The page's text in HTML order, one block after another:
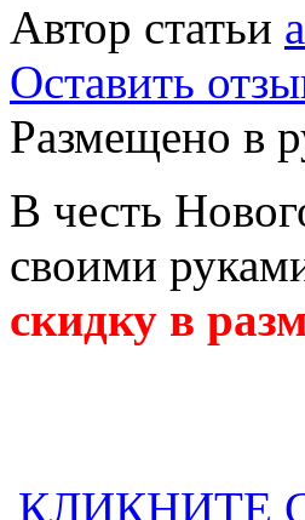
Автор статьи
Оставить
Размещено в
В честь
своими
скидку в
КЛИКНИТЕ